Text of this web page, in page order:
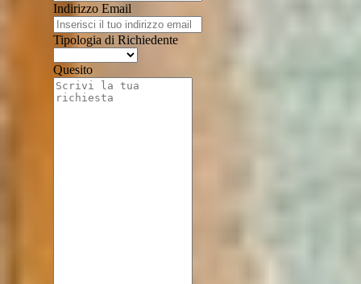
Indirizzo Email
Tipologia di Richiedente
Quesito